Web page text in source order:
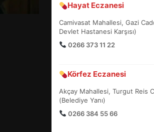
Hayat Eczanesi
Camivasat Mahallesi, Gazi
Devlet Hastanesi Karşısı)
0266 373 11 22
Körfez Eczanesi
Akçay Mahallesi, Turgut Reis
(Belediye Yanı)
0266 384 55 66
5
SÜRE
6